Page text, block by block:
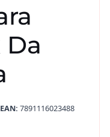
Da
EAN: 7891116023488